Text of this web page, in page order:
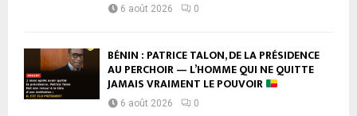
6 août 2026 0
BÉNIN : PATRICE TALON, DE LA PRÉSIDENCE
AU PERCHOIR — L’HOMME QUI NE QUITTE
JAMAIS VRAIMENT LE POUVOIR
6 août 2026 0